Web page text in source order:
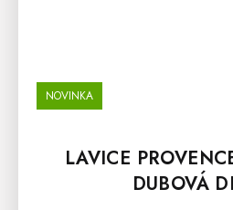
NOVINKA
LAVICE
DUBOVÁ